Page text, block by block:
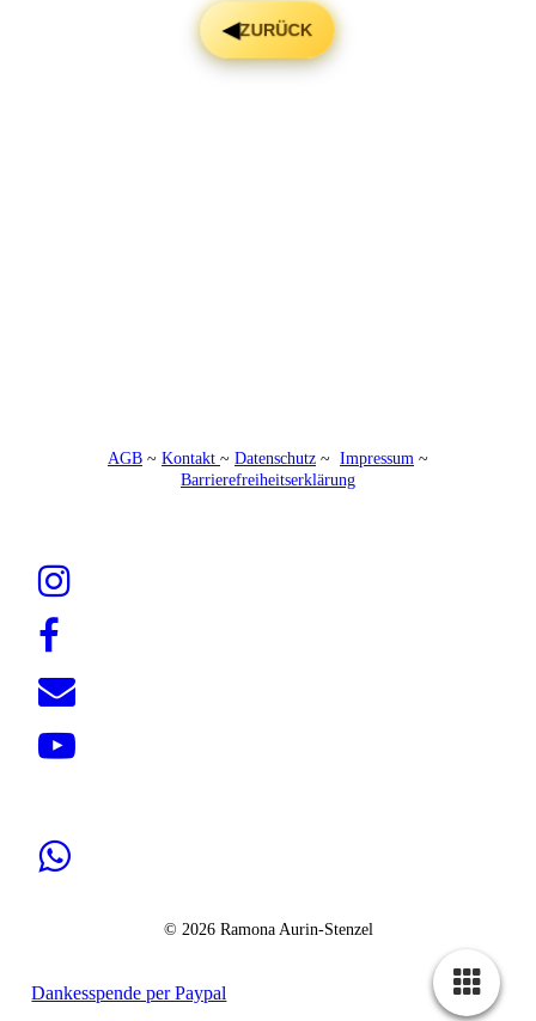
AGB ~ Kontakt ~ Datenschutz ~ Impressum ~
Barrierefreiheitserklärung
© 2026 Ramona Aurin-Stenzel
Dankesspende per Paypal